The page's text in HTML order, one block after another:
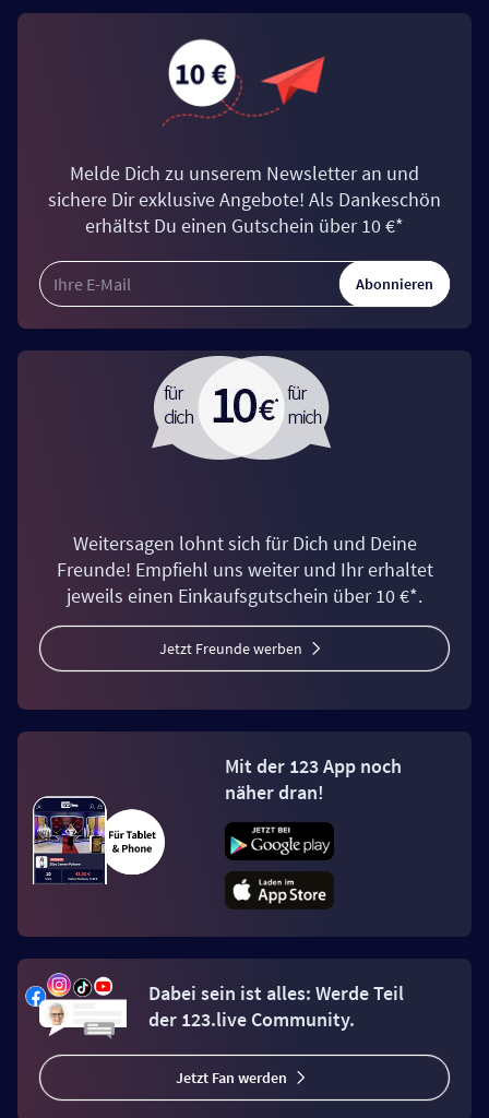
Melde Dich zu unserem Newsletter an und
sichere Dir exklusive Angebote! Als Dankeschön
erhältst Du einen Gutschein über 10 €*
Abonnieren
Weitersagen lohnt sich für Dich und Deine
Freunde! Empfiehl uns weiter und Ihr erhaltet
jeweils einen Einkaufsgutschein über 10 €*.
Jetzt Freunde werben
Mit der 123 App noch
näher dran!
Dabei sein ist alles: Werde Teil
der 123.live Community.
Jetzt Fan werden